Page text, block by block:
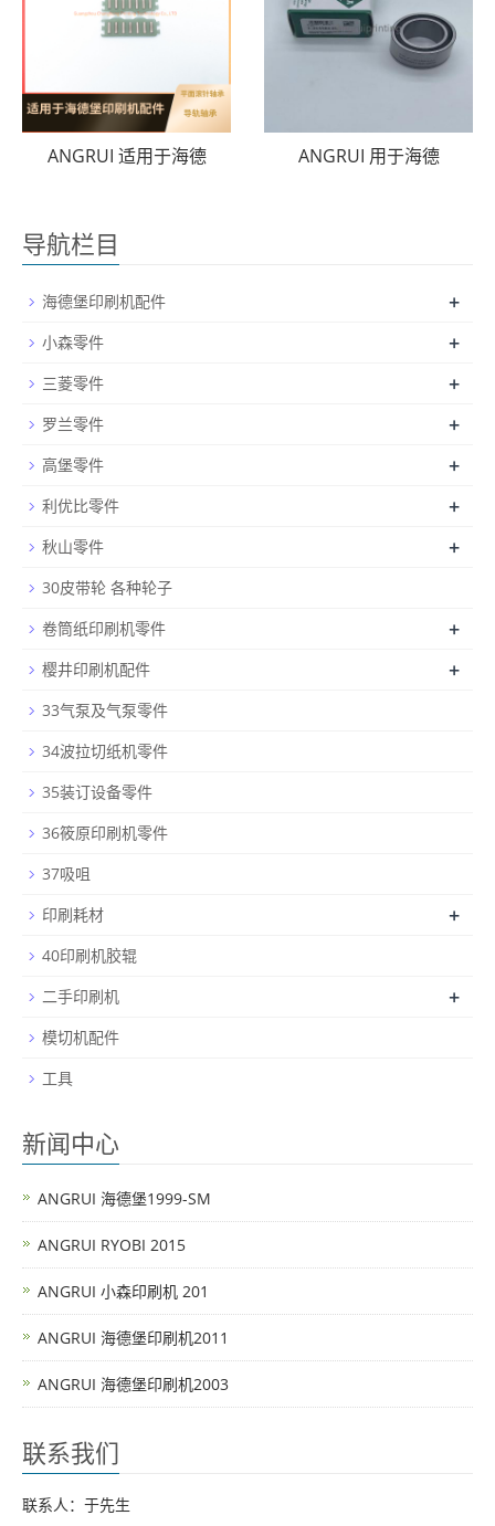
ANGRUI 适用于海德 ANGRUI 用于海德
导航栏目
海德堡印刷机配件 +
小森零件 +
三菱零件 +
罗兰零件 +
高堡零件 +
利优比零件 +
秋山零件 +
30皮带轮 各种轮子
卷筒纸印刷机零件
+
樱井印刷机配件 +
33气泵及气泵零件
34波拉切纸机零件
35装订设备零件
36筱原印刷机零件
37吸咀
印刷耗材
+
40印刷机胶辊
二手印刷机
+
模切机配件
工具
新闻中心
ANGRUI 海德堡1999-SM
ANGRUI RYOBI 2015
ANGRUI 小森印刷机 201
ANGRUI 海德堡印刷机2011
ANGRUI 海德堡印刷机2003
联系我们
联系人：于先生